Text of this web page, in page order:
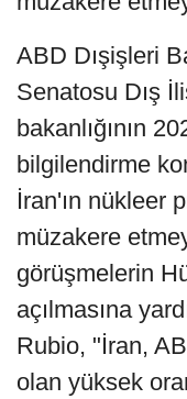
ABD Dışişleri
Senatosu Dış
bakanlığının
bilgilendirme
İran'ın nükleer
müzakere
görüşmelerin
açılmasına
Rubio, "İran,
olan yüksek